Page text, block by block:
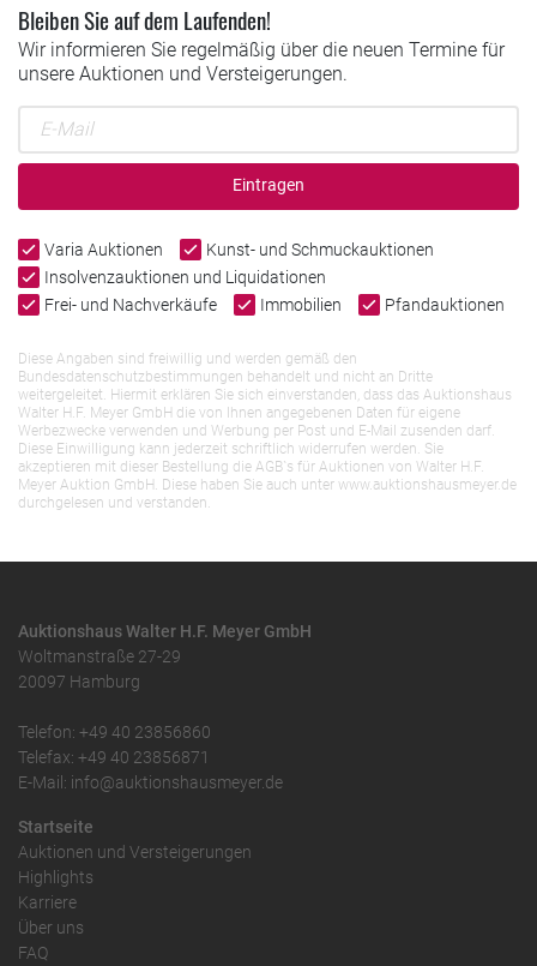
Bleiben Sie auf dem Laufenden!
Wir informieren Sie regelmäßig über die neuen Termine für
unsere Auktionen und Versteigerungen.
Eintragen
Varia Auktionen
Kunst- und Schmuckauktionen
Insolvenzauktionen und Liquidationen
Frei- und Nachverkäufe
Immobilien Pfandauktionen
Diese Angaben sind freiwillig und werden gemäß den
Bundesdatenschutzbestimmungen behandelt und nicht an Dritte
weitergeleitet. Hiermit erklären Sie sich einverstanden, dass das Auktionshaus
Walter H.F. Meyer GmbH die von Ihnen angegebenen Daten für eigene
Werbezwecke verwenden und Werbung per Post und E-Mail zusenden darf.
Diese Einwilligung kann jederzeit schriftlich widerrufen werden. Sie
akzeptieren mit dieser Bestellung die AGB`s für Auktionen von Walter H.F.
Meyer Auktion GmbH. Diese haben Sie auch unter www.auktionshausmeyer.de
durchgelesen und verstanden.
Auktionshaus Walter H.F. Meyer GmbH
Woltmanstraße 27-29
20097 Hamburg
Telefon: +49 40 23856860
Telefax: +49 40 23856871
E-Mail: info@auktionshausmeyer.de
Startseite
Auktionen und Versteigerungen
Highlights
Karriere
Über uns
FAQ